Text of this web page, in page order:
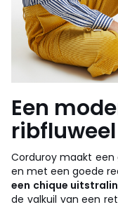
Een
ribfluweel
Corduroy maakt
en met een goede
een chique
de valkuil van een